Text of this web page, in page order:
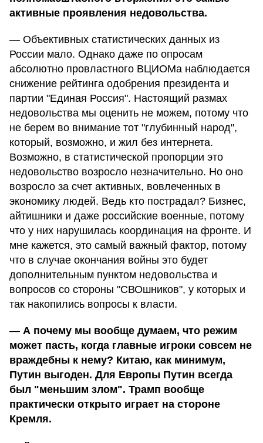
активные проявления недовольства.
— Объективных статистических данных из
России мало. Однако даже по опросам
абсолютно провластного ВЦИОМа наблюдается
снижение рейтинга одобрения президента и
партии "Единая Россия". Настоящий размах
недовольства мы оценить не можем, потому что
не берем во внимание тот "глубинный народ",
который, возможно, и жил без интернета.
Возможно, в статистической пропорции это
недовольство возросло незначительно. Но оно
возросло за счет активных, вовлеченных в
экономику людей. Ведь кто пострадал? Бизнес,
айтишники и даже российские военные, потому
что у них нарушилась координация на фронте. И
мне кажется, это самый важный фактор, потому
что в случае окончания войны это будет
дополнительным пунктом недовольства и
вопросов со стороны "СВОшников", у которых и
так накопились вопросы к власти.
— А почему мы вообще думаем, что режим
может пасть, когда главные игроки совсем не
враждебны к нему? Китаю, как минимум,
Путин выгоден. Для Европы Путин всегда
был "меньшим злом". Трамп вообще
практически открыто играет на стороне
Кремля.